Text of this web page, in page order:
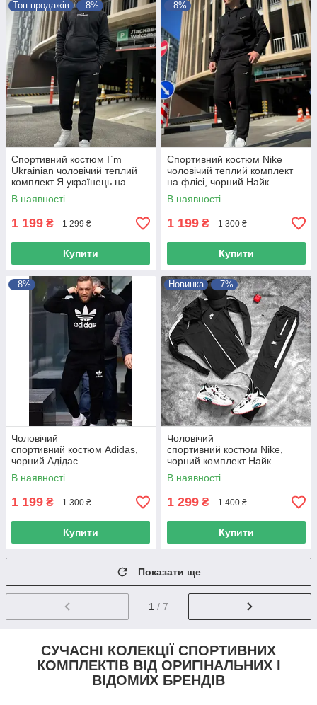
Топ продажів –8%
Спортивний костюм I`m
Ukrainian чоловічий теплий
комплект Я українець на
флісі, чорний Im Ukrainian
зимовий
В наявності
1 199 ₴ 1 299 ₴
Купити
–8%
Спортивний костюм Nike
чоловічий теплий комплект
на флісі, чорний Найк
зимовий
В наявності
1 199 ₴ 1 300 ₴
Купити
–8%
Чоловічий
спортивний костюм Adidas,
чорний Адідас
В наявності
1 199 ₴ 1 300 ₴
Купити
Новинка –7%
Чоловічий
спортивний костюм Nike,
чорний комплект Найк
В наявності
1 299 ₴ 1 400 ₴
Купити
Показати ще
1 / 7
СУЧАСНІ КОЛЕКЦІЇ СПОРТИВНИХ
КОМПЛЕКТІВ ВІД ОРИГІНАЛЬНИХ І
ВІДОМИХ БРЕНДІВ